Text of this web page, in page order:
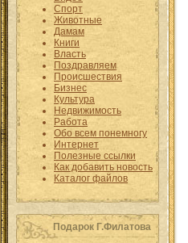
Спорт
Животные
Дамам
Книги
Власть
Поздравляем
Происшествия
Бизнес
Культура
Недвижимость
Работа
Обо всем понемногу
Интернет
Полезные ссылки
Как добавить новость
Каталог файлов
Подарок Г.Филатова